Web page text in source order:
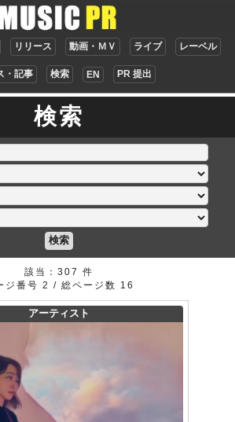
リリース 動画・ＭＶ ライブ レーベル
・記事 検索 EN PR 提出
検索
検索
該当：307 件
ジ番号 2 / 総ページ数 16
アーティスト